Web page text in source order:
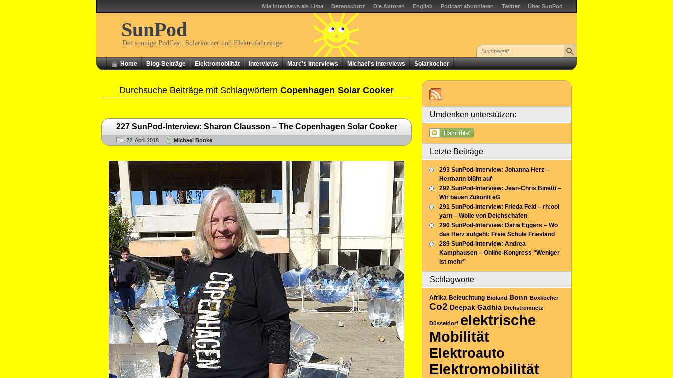
Alle Interviews als Liste Datenschutz Die Autoren English Podcast abonnieren Twitter Über SunPod
SunPod
Der sonnige PodCast: Solarkocher und Elektrofahrzeuge
Home Blog-Beiträge Elektromobilität Interviews Marc's Interviews Michael's Interviews Solarkocher
Durchsuche Beiträge mit Schlagwörtern Copenhagen Solar Cooker
227 SunPod-Interview: Sharon Clausson – The Copenhagen Solar Cooker
22. April 2018 Michael Bonke
Umdenken unterstützen:
Letzte Beiträge
293 SunPod-Interview: Johanna Herz –
Hermann blüht auf
292 SunPod-Interview: Jean-Chris Binetti –
Wir bauen Zukunft eG
291 SunPod-Interview: Frieda Feld – rh:ool
yarn – Wolle von Deichschafen
290 SunPod-Interview: Daria Eggers – Wo
das Herz aufgeht: Freie Schule Friesland
289 SunPod-Interview: Andrea
Kamphausen – Online-Kongress “Weniger
ist mehr”
Schlagworte
Afrika Beleuchtung Bioland Bonn Boxkocher
Co2 Deepak Gadhia Drehstromnetz
Düsseldorf elektrische
Mobilität
Elektroauto
Elektromobilität